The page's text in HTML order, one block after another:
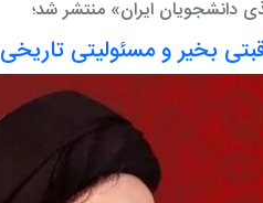
دانشجویان ایران» منتشر شد؛
بخیر و مسئولیتی تاریخی